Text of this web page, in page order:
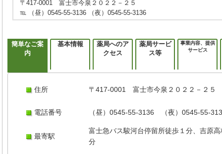
〒417-0001 富士市今泉２０２２－２５
℡ （昼）0545-55-3136 （夜）0545-55-3136
簡単なご案
内
基本情報
薬局へのア
クセス
薬局サービ
ス等
事業内容、提供
サービス
住所 〒417-0001 富士市今泉２０２２－２５
電話番号 （昼）0545-55-3136 （夜）0545-55-
最寄駅
富士急バス駿河台停留所徒歩１分、吉原
分